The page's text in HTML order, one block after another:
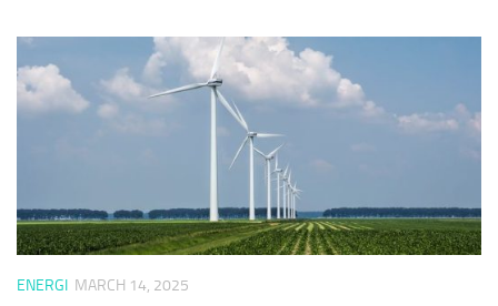
ENERGI MARCH 14, 2025